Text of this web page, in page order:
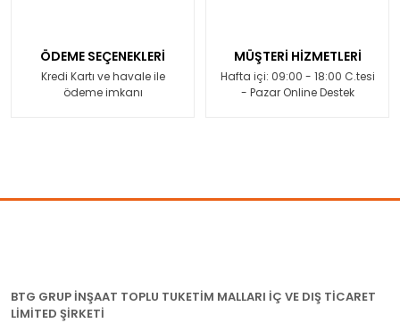
ÖDEME SEÇENEKLERİ
Kredi Kartı ve havale ile
ödeme imkanı
MÜŞTERİ HİZMETLERİ
Hafta içi: 09:00 - 18:00 C.tesi
- Pazar Online Destek
BTG GRUP İNŞAAT TOPLU TUKETİM MALLARI İÇ VE DIŞ TİCARET
LİMİTED ŞİRKETİ